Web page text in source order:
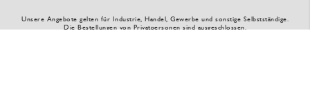
Unsere Angebote gelten für Industrie, Handel, Gewerbe und sonstige Selbstständige.
Die Bestellungen von Privatpersonen sind ausgeschlossen.